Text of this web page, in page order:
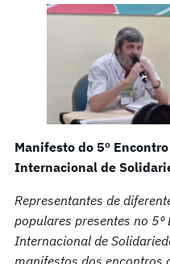
Manifesto do 5º
Internacional de
Representantes de
populares presentes no 5º
Internacional de